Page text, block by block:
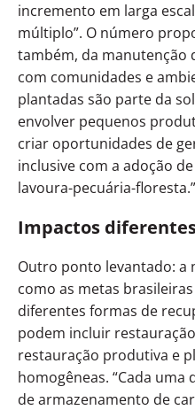
incremento em larga
múltiplo”. O número
também, da manutenção
com comunidades e
plantadas são parte da
envolver pequenos
criar oportunidades de
inclusive com a adoção
lavoura-pecuária-floresta.”
Impactos
Outro ponto levantado: a
como as metas
diferentes formas de
podem incluir
restauração produtiva e
homogêneas. “Cada
de armazenamento de